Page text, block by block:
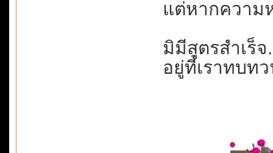
แต่หากความ
มิมีสูตรสำเร็จ
อยู่ที่เราทบท